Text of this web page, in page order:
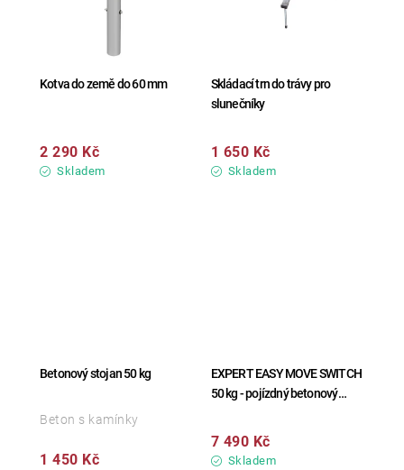
Kotva do země do 60 mm
Skladem
2 290 Kč
Skládací trn do trávy pro
slunečníky
Skladem
1 650 Kč
Betonový stojan 50 kg
1 450 Kč
Beton s kamínky
EXPERT EASY MOVE SWITCH
50 kg - pojízdný betonový
Skladem
7 490 Kč